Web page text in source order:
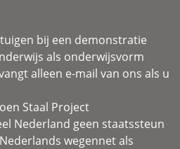
bij een demonstratie
als onderwijsvorm
alleen e-mail van ons als u
Staal Project
Nederland geen staatssteun
wegennet als